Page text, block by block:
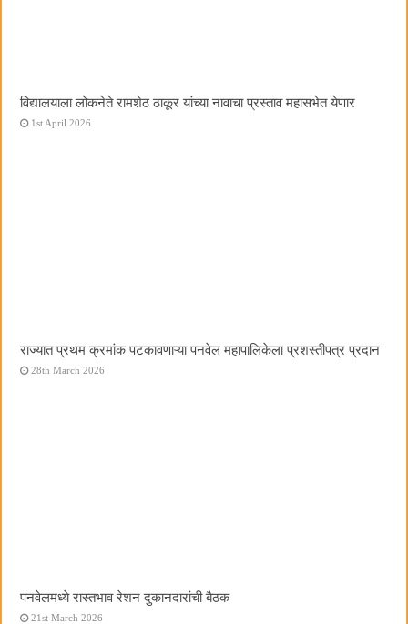
विद्यालयाला लोकनेते रामशेठ ठाकूर यांच्या नावाचा प्रस्ताव महासभेत येणार
1st April 2026
राज्यात प्रथम क्रमांक पटकावणाऱ्या पनवेल महापालिकेला प्रशस्तीपत्र प्रदान
28th March 2026
पनवेलमध्ये रास्तभाव रेशन दुकानदारांची बैठक
21st March 2026